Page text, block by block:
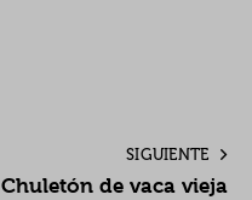
SIGUIENTE
Chuletón de vaca vieja